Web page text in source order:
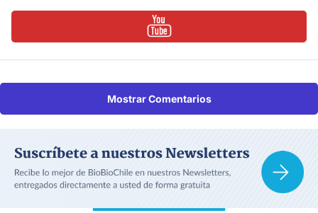
Mostrar Comentarios